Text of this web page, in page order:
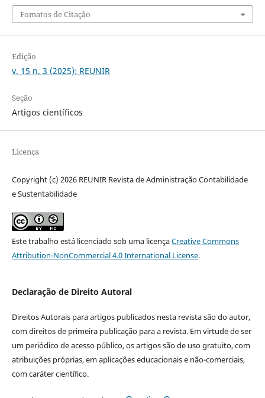
Fomatos de Citação
Edição
v. 15 n. 3 (2025): REUNIR
Seção
Artigos científicos
Licença
Copyright (c) 2026 REUNIR Revista de Administração Contabilidade
e Sustentabilidade
Este trabalho está licenciado sob uma licençaCreative Commons
Attribution-NonCommercial 4.0 International License.
Declaração de Direito Autoral
Direitos Autorais para artigos publicados nesta revista são do autor,
com direitos de primeira publicação para a revista. Em virtude de ser
um periódico de acesso público, os artigos são de uso gratuito, com
atribuições próprias, em aplicações educacionais e não-comerciais,
com caráter científico.